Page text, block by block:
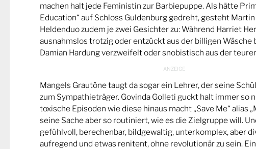
machen halt jede Feministin zur Barbiepuppe. Als hätte
Education“ auf Schloss Guldenburg gedreht, gesteht
Heldenduo zudem je zwei Gesichter zu: Während Harriet
ausnahmslos trotzig oder entzückt aus der billigen Wäsche
Damian Hardung verzweifelt oder snobistisch aus der
Mangels Grautöne taugt da sogar ein Lehrer, der seine
zum Sympathieträger. Govinda Golleti guckt halt immer so
toxische Episoden wie diese hinaus macht „Save Me“ alias
seine Sache aber so routiniert, wie es die Zielgruppe will.
gefühlvoll, berechenbar, bildgewaltig, unterkomplex, aber
aufregend und etwas renitent, ohne revolutionär zu sein.